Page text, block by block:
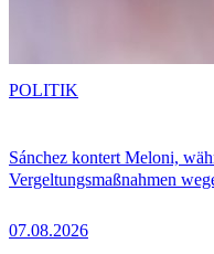
Sánchez kontert Meloni,
Vergeltungsmaßnahmen
07.08.2026
POLITIK